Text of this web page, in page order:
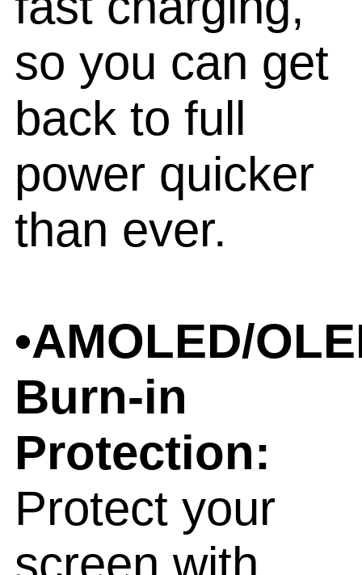
so you can get
back to full
power quicker
than ever.
•AMOLED/
Burn-in
Protection:
Protect your